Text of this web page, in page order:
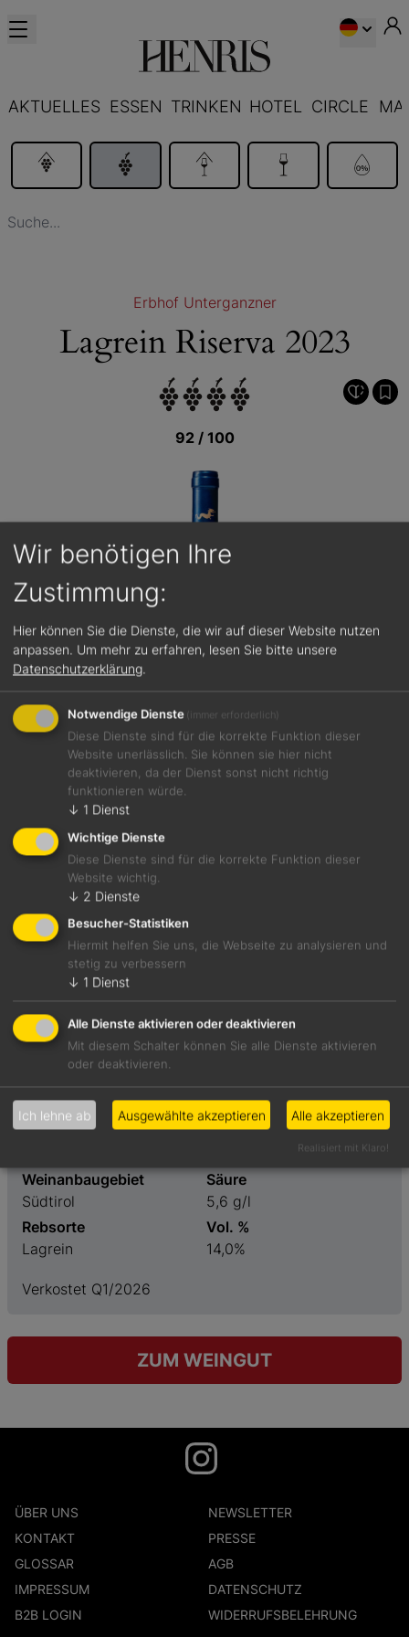
AKTUELLES ESSEN TRINKEN HOTEL CIRCLE
Erbhof Unterganzner
Lagrein Riserva 2023
92 / 100
Jetzt teilen
Dunkles Bukett. Kubebenpfeffer, Bratensatz, erdige Rote
Bete. Straff und dicht dann am Gaumen mit kompaktem,
feinkörnigem Tanninreichtum.
Foodpairing-Empfehlung
Semmelknödel
Rotwein
26,00 €
Geschmack
Restzucker
Weinanbaugebiet
Südtirol
Säure
5,6 g/l
Rebsorte
Lagrein
Vol. %
14,0%
Verkostet Q1/2026
ZUM WEINGUT
ÜBER UNS
NEWSLETTER
KONTAKT
PRESSE
GLOSSAR
AGB
IMPRESSUM
DATENSCHUTZ
B2B LOGIN
WIDERRUFSBELEHRUNG
Wir benötigen Ihre
Zustimmung:
Hier können Sie die Dienste, die wir auf dieser Website nutzen
anpassen. Um mehr zu erfahren, lesen Sie bitte unsere
Datenschutzerklärung
Notwendige Dienste (immer erforderlich)
Diese Dienste sind für die korrekte Funktion dieser
Website unerlässlich. Sie können sie hier nicht
deaktivieren, da der Dienst sonst nicht richtig
funktionieren würde.
↓ 1 Dienst
Wichtige Dienste
Diese Dienste sind für die korrekte Funktion dieser
Website wichtig.
↓ 2 Dienste
Besucher-Statistiken
Hiermit helfen Sie uns, die Webseite zu analysieren und
stetig zu verbessern
↓ 1 Dienst
Alle Dienste aktivieren oder deaktivieren
Mit diesem Schalter können Sie alle Dienste aktivieren
oder deaktivieren.
Ich lehne ab Ausgewählte akzeptieren Alle akzeptieren
Realisiert mit Klaro!